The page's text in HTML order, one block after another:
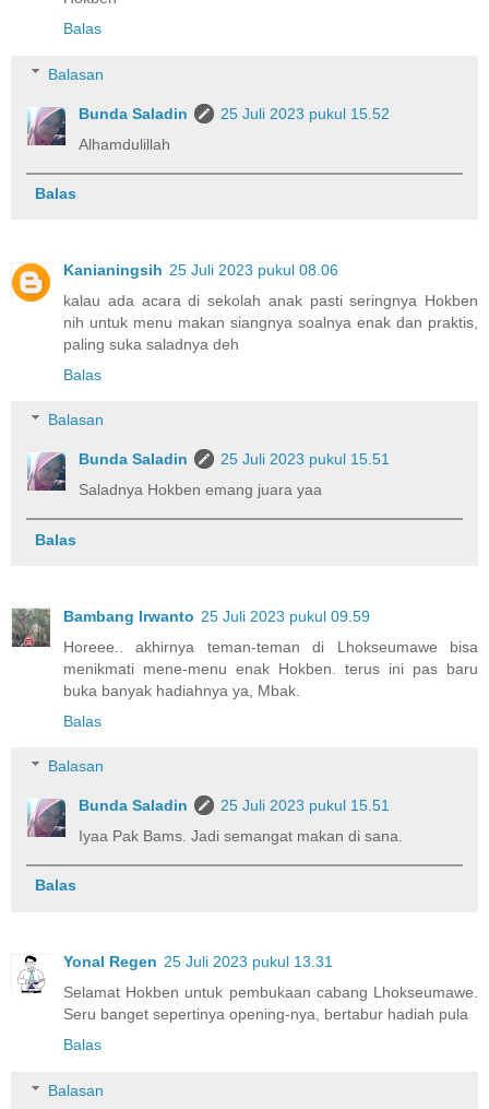
Balas
Balasan
Bunda Saladin
25 Juli 2023 pukul 15.52
Alhamdulillah
Balas
Kanianingsih 25 Juli 2023 pukul 08.06
kalau ada acara di sekolah anak pasti seringnya Hokben
nih untuk menu makan siangnya soalnya enak dan praktis,
paling suka saladnya deh
Balas
Balasan
Bunda Saladin
25 Juli 2023 pukul 15.51
Saladnya Hokben emang juara yaa
Balas
Bambang Irwanto 25 Juli 2023 pukul 09.59
Horeee.. akhirnya teman-teman di Lhokseumawe bisa
menikmati mene-menu enak Hokben. terus ini pas baru
buka banyak hadiahnya ya, Mbak.
Balas
Balasan
Bunda Saladin
25 Juli 2023 pukul 15.51
Iyaa Pak Bams. Jadi semangat makan di sana.
Balas
Yonal Regen 25 Juli 2023 pukul 13.31
Selamat Hokben untuk pembukaan cabang Lhokseumawe.
Seru banget sepertinya opening-nya, bertabur hadiah pula
Balas
Balasan